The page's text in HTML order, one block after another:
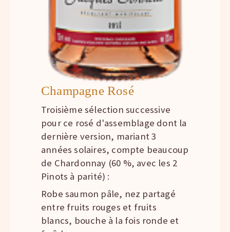
Champagne Rosé
Troisième sélection successive
pour ce rosé d'assemblage dont la
dernière version, mariant 3
années solaires, compte beaucoup
de Chardonnay (60 %, avec les 2
Pinots à parité) :
Robe saumon pâle, nez partagé
entre fruits rouges et fruits
blancs, bouche à la fois ronde et